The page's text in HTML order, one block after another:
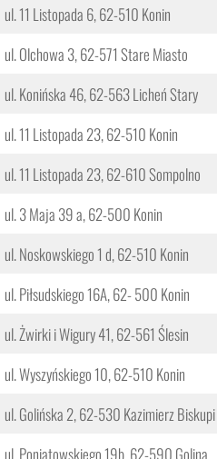
ul. 11 Listopada 6, 62-510 Konin
ul. Olchowa 3, 62-571 Stare Miasto
ul. Konińska 46, 62-563 Licheń Stary
ul. 11 Listopada 23, 62-510 Konin
ul. 11 Listopada 23, 62-610 Sompolno
ul. 3 Maja 39 a, 62-500 Konin
ul. Noskowskiego 1 d, 62-510 Konin
ul. Piłsudskiego 16A, 62- 500 Konin
ul. Żwirki i Wigury 41, 62-561 Ślesin
ul. Wyszyńskiego 10, 62-510 Konin
ul. Golińska 2, 62-530 Kazimierz Biskupi
ul. Poniatowskiego 19b, 62-590 Golina